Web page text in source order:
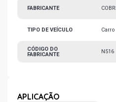
FABRICANTE
TIPO DE VEÍCULO Carro
CÓDIGO DO
FABRICANTE
N516
APLICAÇÃO